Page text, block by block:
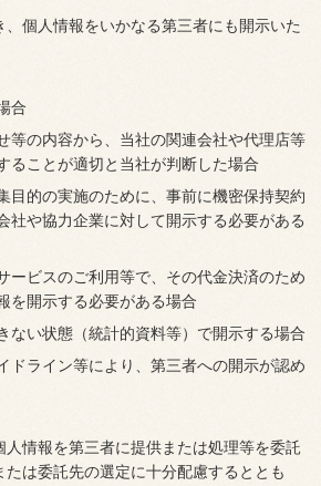
、個人情報をいかなる第三者にも開示いた
合
等の内容から、当社の関連会社や代理店等
ることが適切と当社が判断した場合
目的の実施のために、事前に機密保持契約
社や協力企業に対して開示する必要がある
ービスのご利用等で、その代金決済のため
を開示する必要がある場合
ない状態（統計的資料等）で開示する場合
ドライン等により、第三者への開示が認め
人情報を第三者に提供または処理等を委託
は委託先の選定に十分配慮するととも